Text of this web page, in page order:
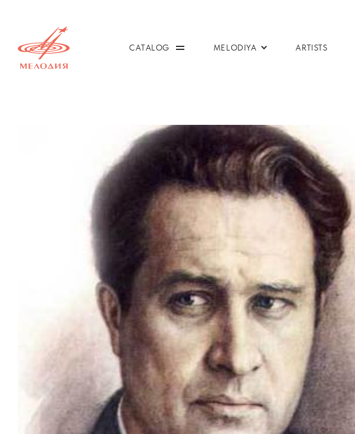
CATALOG MELODIYA ARTISTS